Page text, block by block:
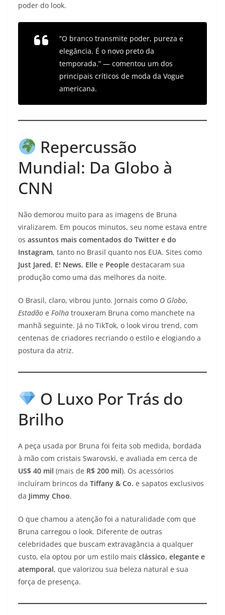
poder do look.
“O branco transmite poder, pureza e
elegância. É o novo preto da
temporada.” — comentou um dos
principais críticos de moda da Vogue
americana.
Repercussão
Mundial: Da Globo à
CNN
Não demorou muito para as imagens de Bruna
viralizarem. Em poucos minutos, seu nome estava entre
os assuntos mais comentados do Twitter e do
Instagram, tanto no Brasil quanto nos EUA. Sites como
Just Jared, E! News, Elle e People destacaram sua
produção como uma das melhores da noite.
O Brasil, claro, vibrou junto. Jornais como O Globo,
Estadão e Folha trouxeram Bruna como manchete na
manhã seguinte. Já no TikTok, o look virou trend, com
centenas de criadores recriando o estilo e elogiando a
postura da atriz.
O Luxo Por Trás do
Brilho
A peça usada por Bruna foi feita sob medida, bordada
à mão com cristais Swarovski, e avaliada em cerca de
US$ 40 mil (mais de R$ 200 mil). Os acessórios
incluíram brincos da Tiffany & Co. e sapatos exclusivos
da Jimmy Choo.
O que chamou a atenção foi a naturalidade com que
Bruna carregou o look. Diferente de outras
celebridades que buscam extravagância a qualquer
custo, ela optou por um estilo mais clássico, elegante e
atemporal, que valorizou sua beleza natural e sua
força de presença.